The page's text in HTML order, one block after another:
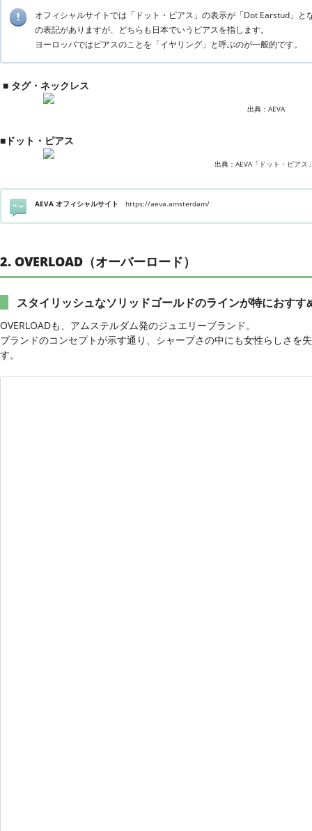
オフィシャルサイトでは「ドット・ピアス」の表示が「Dot Earstud」
の表記がありますが、どちらも日本でいうピアスを指します。
ヨーロッパではピアスのことを「イヤリング」と呼ぶのが一般的です。
■ タグ・ネックレス
出典：AEVA
■ドット・ピアス
出典：AEVA「ドット・ピアス
AEVA オフィシャルサイト https://aeva.amsterdam/
2. OVERLOAD（オーバーロード）
スタイリッシュなソリッドゴールドのラインが特におすす
OVERLOADも、アムステルダム発のジュエリーブランド。
ブランドのコンセプトが示す通り、シャープさの中にも女性らしさを
す。